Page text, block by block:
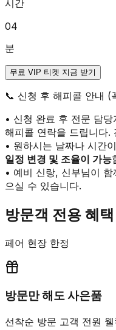
시간
04
분
무료 VIP 티켓 지금 받기
📞 신청 후 해피콜 안내 (
• 신청 완료 후 전문 담당
해피콜 연락을 드립니다.
• 원하시는 날짜나 시간
일정 변경 및 조율이 가능
• 예비 신랑, 신부님이
으실 수 있습니다.
방문객 전용 혜택
페어 현장 한정
방문만 해도 사은품
선착순 방문 고객 전원